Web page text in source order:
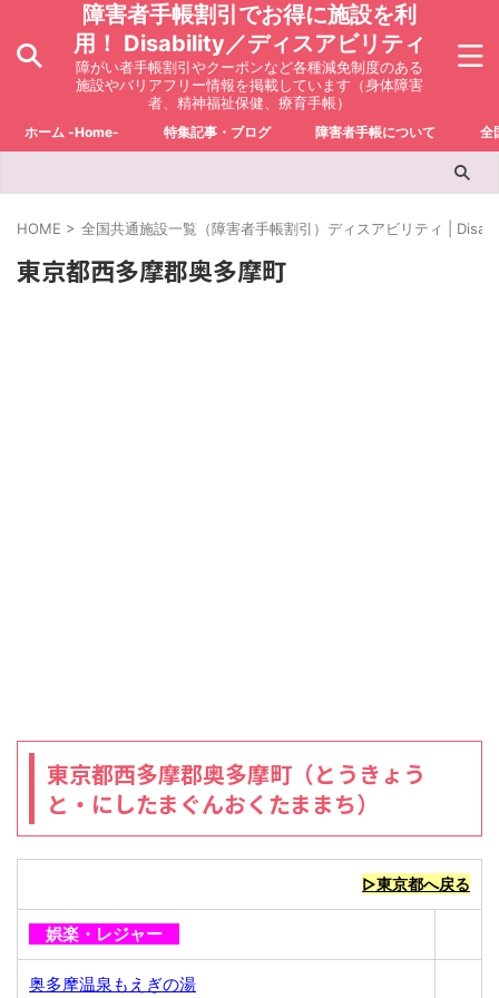
障害者手帳割引でお得に施設を利
用！ Disability／ディスアビリティ
障がい者手帳割引やクーポンなど各種減免制度のある
施設やバリアフリー情報を掲載しています（身体障害
者、精神福祉保健、療育手帳）
ホーム -Home- 特集記事・ブログ 障害者手帳について 全
HOME > 全国共通施設一覧（障害者手帳割引）ディスアビリティ |
東京都西多摩郡奥多摩町
東京都西多摩郡奥多摩町（とうきょう
と・にしたまぐんおくたままち）
▷東京都へ戻る
娯楽・レジャー
奥多摩温泉もえぎの湯